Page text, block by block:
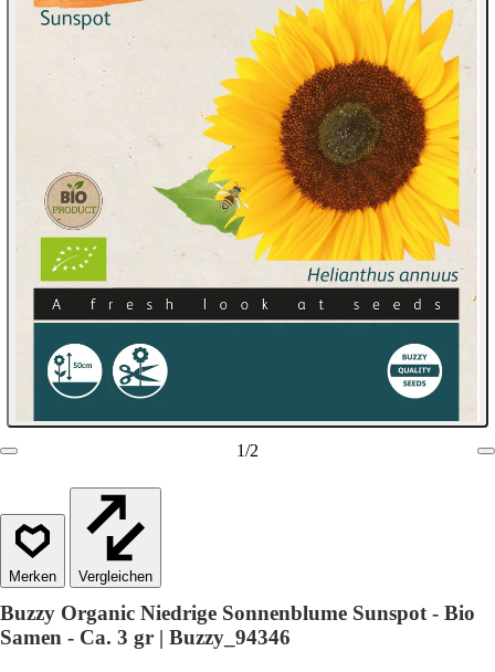
1/2
Vergleichen
Buzzy Organic Niedrige Sonnenblume Sunspot - Bio
Samen - Ca. 3 gr | Buzzy_94346